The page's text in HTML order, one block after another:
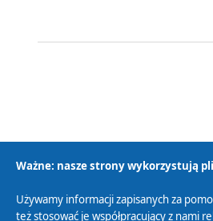
Polityka Prywatności
Ważne: nasze strony wykorzystują
Używamy informacji zapisanych za
też stosować je współpracujący z nami